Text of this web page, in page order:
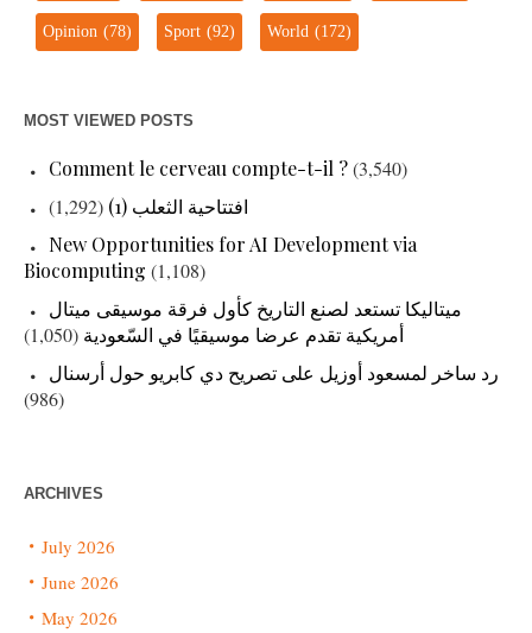
Opinion(78) Sport(92) World(172)
MOST VIEWED POSTS
Comment le cerveau compte-t-il ?(3,540)
افتتاحية الثعلب (1)
(1,292)
New Opportunities for AI Development via
Biocomputing (1,108)
ميتاليكا تستعد لصنع التاريخ كأول فرقة موسيقى ميتال
أمريكية تقدم عرضا موسيقيًا في السّعودية (1,050)
رد ساخر لمسعود أوزيل على تصريح دي كابريو حول أرسنال
(986)
ARCHIVES
July 2026
June 2026
May 2026